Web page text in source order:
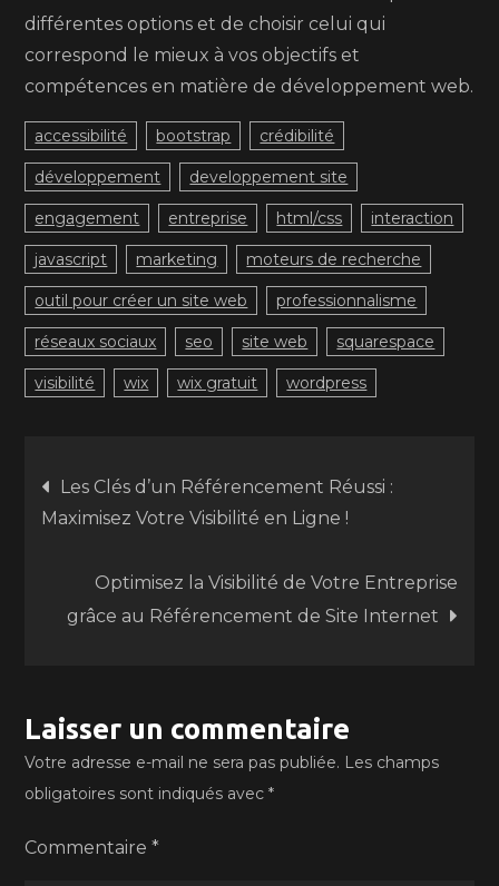
différentes options et de choisir celui qui
correspond le mieux à vos objectifs et
compétences en matière de développement web.
accessibilité bootstrap crédibilité
développement developpement site
engagement entreprise html/css interaction
javascript marketing moteurs de recherche
outil pour créer un site web professionnalisme
réseaux sociaux seo site web squarespace
visibilité wix wix gratuit wordpress
Navigation
de
l’article
Les Clés d’un Référencement Réussi :
Maximisez Votre Visibilité en Ligne !
Optimisez la Visibilité de Votre Entreprise
grâce au Référencement de Site Internet
Laisser un commentaire
Votre adresse e-mail ne sera pas publiée. Les champs
obligatoires sont indiqués avec*
Commentaire*